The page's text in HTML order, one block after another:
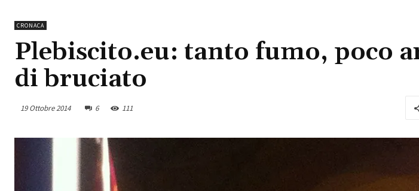
CRONACA
Plebiscito.eu: tanto fumo, poco
di bruciato
19 Ottobre 2014 6 111